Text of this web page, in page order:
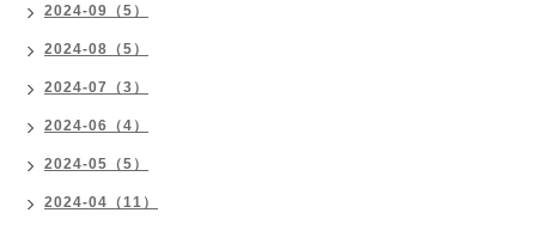
2024-09（5）
2024-08（5）
2024-07（3）
2024-06（4）
2024-05（5）
2024-04（11）